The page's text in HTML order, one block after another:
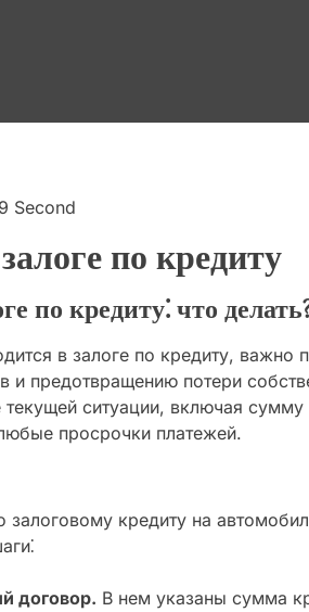
Second
по кредиту
по кредиту⁚ что
в залоге по кредиту, важно
и предотвращению потери
текущей ситуации, включая сумму
просрочки платежей.
залоговому кредиту на
договор. В нем указаны сумма